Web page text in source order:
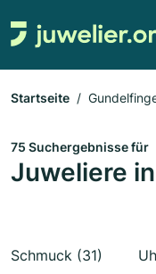
Startseite
75 Suchergebnisse für
Juweliere
Schmuck (31)